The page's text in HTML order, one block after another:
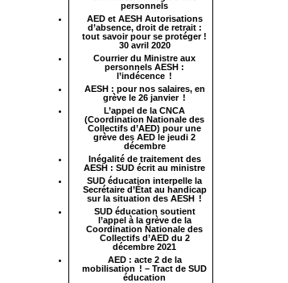
personnels
AED et AESH Autorisations
d’absence, droit de retrait :
tout savoir pour se protéger !
30 avril 2020
Courrier du Ministre aux
personnels AESH :
l’indécence !
AESH : pour nos salaires, en
grève le 26 janvier !
L’appel de la CNCA
(Coordination Nationale des
Collectifs d’AED) pour une
grève des AED le jeudi 2
décembre
Inégalité de traitement des
AESH : SUD écrit au ministre
SUD éducation interpelle la
Secrétaire d’État au handicap
sur la situation des AESH !
SUD éducation soutient
l’appel à la grève de la
Coordination Nationale des
Collectifs d’AED du 2
décembre 2021
AED : acte 2 de la
mobilisation ! – Tract de SUD
éducation